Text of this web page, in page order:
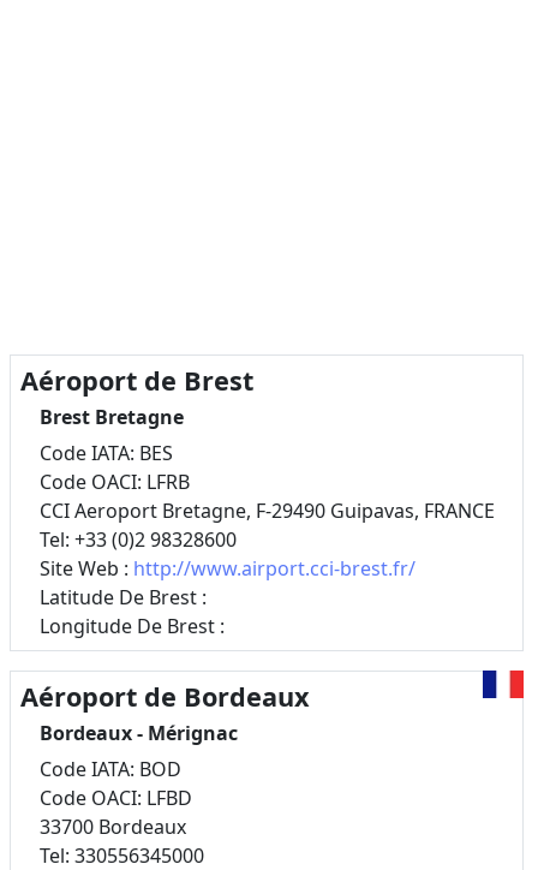
Aéroport de Brest
Brest Bretagne
Code IATA: BES
Code OACI: LFRB
CCI Aeroport Bretagne, F-29490 Guipavas, FRANCE
Tel: +33 (0)2 98328600
Site Web : http://www.airport.cci-brest.fr/
Latitude De Brest :
Longitude De Brest :
Aéroport de Bordeaux
Bordeaux - Mérignac
Code IATA: BOD
Code OACI: LFBD
33700 Bordeaux
Tel: 330556345000